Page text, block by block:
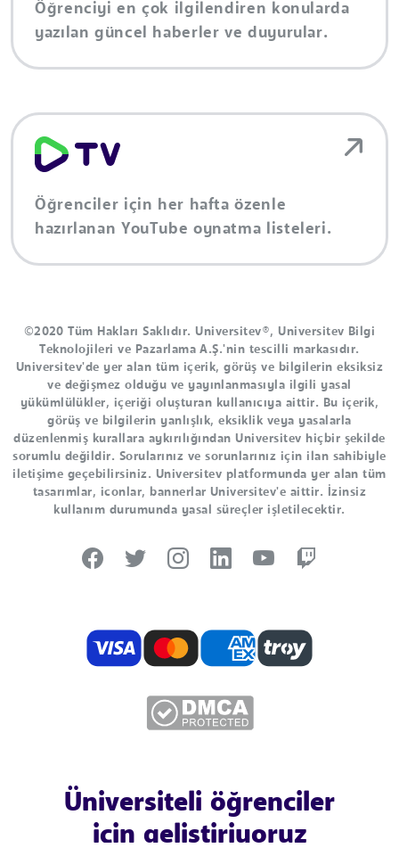
Öğrenciyi en çok ilgilendiren konularda
yazılan güncel haberler ve duyurular.
Öğrenciler için her hafta özenle
hazırlanan YouTube oynatma listeleri.
©2020 Tüm Hakları Saklıdır. Universitev®, Universitev Bilgi
Teknolojileri ve Pazarlama A.Ş.'nin tescilli markasıdır.
Universitev'de yer alan tüm içerik, görüş ve bilgilerin eksiksiz
ve değişmez olduğu ve yayınlanmasıyla ilgili yasal
yükümlülükler, içeriği oluşturan kullanıcıya aittir. Bu içerik,
görüş ve bilgilerin yanlışlık, eksiklik veya yasalarla
düzenlenmiş kurallara aykırılığından Universitev hiçbir şekilde
sorumlu değildir. Sorularınız ve sorunlarınız için ilan sahibiyle
iletişime geçebilirsiniz. Universitev platformunda yer alan tüm
tasarımlar, iconlar, bannerlar Universitev'e aittir. İzinsiz
kullanım durumunda yasal süreçler işletilecektir.
Üniversiteli öğrenciler
için geliştiriyoruz